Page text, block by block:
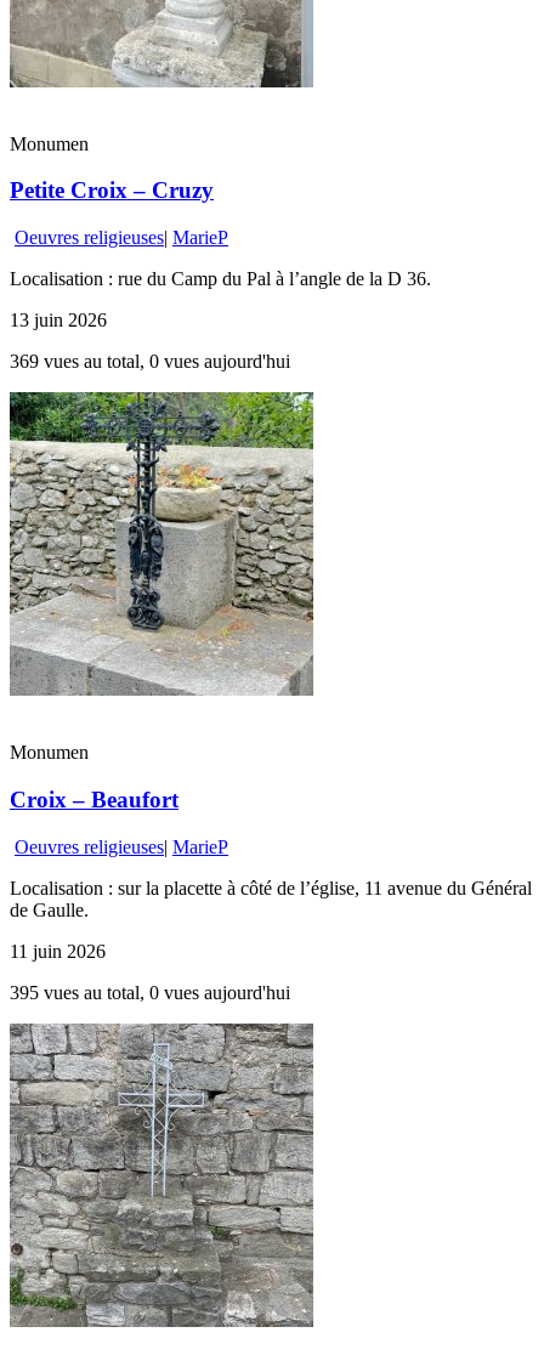
Monumen
Petite Croix – Cruzy
Oeuvres religieuses| MarieP
Localisation : rue du Camp du Pal à l’angle de la D 36.
13 juin 2026
369 vues au total, 0 vues aujourd'hui
Monumen
Croix – Beaufort
Oeuvres religieuses| MarieP
Localisation : sur la placette à côté de l’église, 11 avenue du Général
de Gaulle.
11 juin 2026
395 vues au total, 0 vues aujourd'hui